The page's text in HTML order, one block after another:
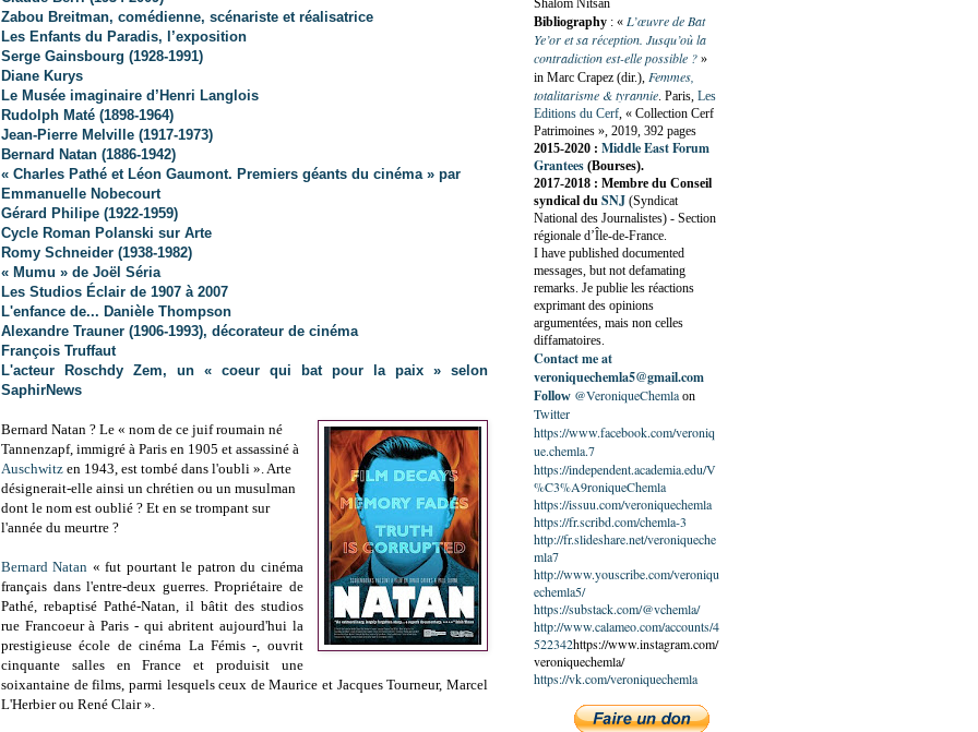
Zabou Breitman, comédienne, scénariste et réalisatrice
Les Enfants du Paradis, l’exposition
Serge Gainsbourg (1928-1991)
Diane Kurys
Le Musée imaginaire d’Henri Langlois
Rudolph Maté (1898-1964)
Jean-Pierre Melville (1917-1973)
Bernard Natan (1886-1942)
« Charles Pathé et Léon Gaumont. Premiers géants du cinéma » par
Emmanuelle Nobecourt
Gérard Philipe (1922-1959)
Cycle Roman Polanski sur Arte
Romy Schneider (1938-1982)
« Mumu » de Joël Séria
Les Studios Éclair de 1907 à 2007
L'enfance de... Danièle Thompson
Alexandre Trauner (1906-1993), décorateur de cinéma
François Truffaut
L'acteur Roschdy Zem, un « coeur qui bat pour la paix » selon
SaphirNews
Bernard Natan ? Le « nom de ce juif roumain né
Tannenzapf, immigré à Paris en 1905 et assassiné à
Auschwitz en 1943, est tombé dans l'oubli ». Arte
désignerait-elle ainsi un chrétien ou un musulman
dont le nom est oublié ? Et en se trompant sur
l'année du meurtre ?
Bernard Natan « fut pourtant le patron du cinéma
français dans l'entre-deux guerres. Propriétaire de
Pathé, rebaptisé Pathé-Natan, il bâtit des studios
rue Francoeur à Paris - qui abritent aujourd'hui la
prestigieuse école de cinéma La Fémis -, ouvrit
cinquante salles en France et produisit une
soixantaine de films, parmi lesquels ceux de Maurice et Jacques Tourneur, Marcel
L'Herbier ou René Clair ».
Shalom Nitsan
Bibliography : « L’œuvre de Bat
Ye’or et sa réception. Jusqu’où la
contradiction est-elle possible ? »
in Marc Crapez (dir.), Femmes,
totalitarisme & tyrannie. Paris, Les
Editions du Cerf, « Collection Cerf
Patrimoines », 2019, 392 pages
2015-2020 : Middle East Forum
Grantees (Bourses).
2017-2018 : Membre du Conseil
syndical du SNJ (Syndicat
National des Journalistes) - Section
régionale d’Île-de-France.
I have published documented
messages, but not defamating
remarks. Je publie les réactions
exprimant des opinions
argumentées, mais non celles
diffamatoires.
Contact me at
veroniquechemla5@gmail.com
Follow @VeroniqueChemlaon
Twitter
https://www.facebook.com/veroniq
ue.chemla.7
https://independent.academia.edu/V
%C3%A9roniqueChemla
https://issuu.com/veroniquechemla
https://fr.scribd.com/chemla-3
http://fr.slideshare.net/veroniqueche
mla7
http://www.youscribe.com/veroniqu
echemla5/
https://substack.com/@vchemla/
http://www.calameo.com/accounts/4
522342https://www.instagram.com/
veroniquechemla/
https://vk.com/veroniquechemla